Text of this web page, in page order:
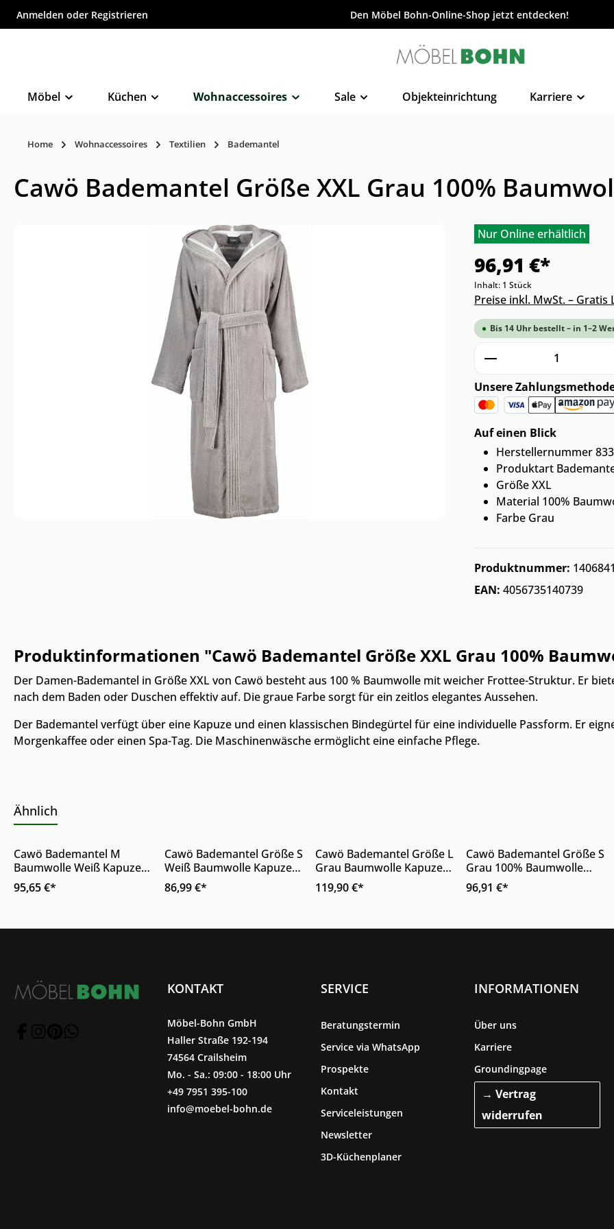
springen
Anmelden oder Registrieren Den Möbel Bohn-Online-Shop jetzt entdecken!
Möbel Küchen Wohnaccessoires Sale Objekteinrichtung Karriere
Home Wohnaccessoires Textilien Bademantel
Cawö Bademantel Größe XXL Grau 100%
Nur Online erhältlich
96,91 €*
Inhalt: 1 Stück
Preise inkl. MwSt. –
Bis 14 Uhr bestellt – in 1–2
Produkt Anzahl:
Unsere
Auf einen Blick
Herstellernummer
Produktart
Größe XXL
Material 100%
Farbe Grau
Produktnummer:
EAN: 4056735140739
Produktinformationen "Cawö Bademantel Größe XXL Grau 100%
Der Damen-Bademantel in Größe XXL von Cawö besteht aus 100 % Baumwolle mit weicher Frottee-Struktur. Er
nach dem Baden oder Duschen effektiv auf. Die graue Farbe sorgt für ein zeitlos elegantes Aussehen.
Der Bademantel verfügt über eine Kapuze und einen klassischen Bindegürtel für eine individuelle Passform. Er
Morgenkaffee oder einen Spa-Tag. Die Maschinenwäsche ermöglicht eine einfache Pflege.
Ähnlich
Nur Online erhältlich
Produkt Anzahl: Gib den gewünschten Wert ein oder benutze die
Cawö Bademantel M
Baumwolle Weiß Kapuze
Gürtel
95,65 €*
Details
Cawö Bademantel Größe S
Weiß Baumwolle Kapuze
Gürtel
86,99 €*
Details
Cawö Bademantel Größe L
Grau Baumwolle Kapuze
Gürtel
119,90 €*
Produkt Anzahl:
Cawö Bademantel Größe S
Grau 100% Baumwolle
Kapuze Gürtel
96,91 €*
KONTAKT
Möbel-Bohn GmbH
Haller Straße 192-194
74564 Crailsheim
Mo. - Sa.: 09:00 - 18:00 Uhr
+49 7951 395-100
info@moebel-bohn.de
SERVICE
Beratungstermin
Service via WhatsApp
Prospekte
Kontakt
Serviceleistungen
Newsletter
3D-Küchenplaner
INFORMATIONEN
Über uns
Karriere
Groundingpage
→ Vertrag
widerrufen